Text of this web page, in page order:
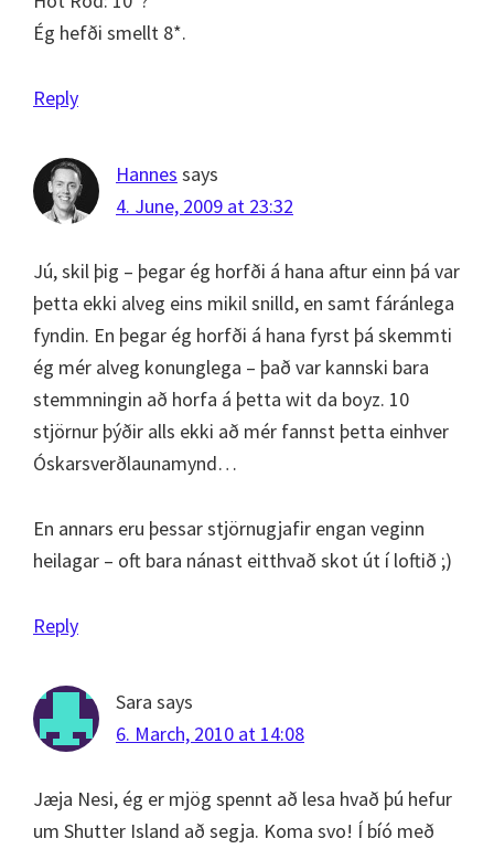
Ég hefði smellt 8*.
Reply
Hannes says
4. June, 2009 at 23:32
Jú, skil þig – þegar ég horfði á hana aftur einn þá var
þetta ekki alveg eins mikil snilld, en samt fáránlega
fyndin. En þegar ég horfði á hana fyrst þá skemmti
ég mér alveg konunglega – það var kannski bara
stemmningin að horfa á þetta wit da boyz. 10
stjörnur þýðir alls ekki að mér fannst þetta einhver
Óskarsverðlaunamynd…
En annars eru þessar stjörnugjafir engan veginn
heilagar – oft bara nánast eitthvað skot út í loftið ;)
Reply
Sara says
6. March, 2010 at 14:08
Jæja Nesi, ég er mjög spennt að lesa hvað þú hefur
um Shutter Island að segja. Koma svo! Í bíó með